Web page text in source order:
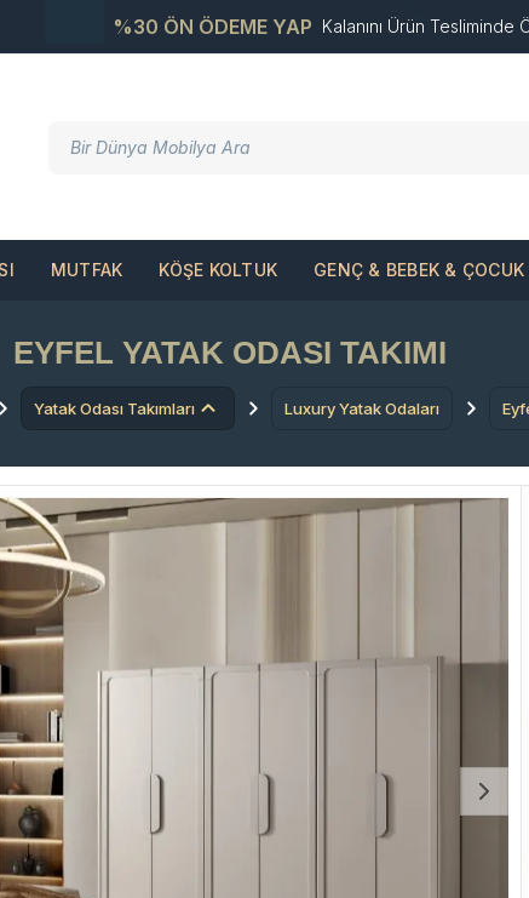
%30 ÖN ÖDEME YAP Kalanını Ürün Tesliminde
MUTFAK KÖŞE KOLTUK GENÇ & BEBEK & ÇOCUK
EYFEL YATAK ODASI TAKIMI
Yatak Odası Takımları Luxury Yatak Odaları